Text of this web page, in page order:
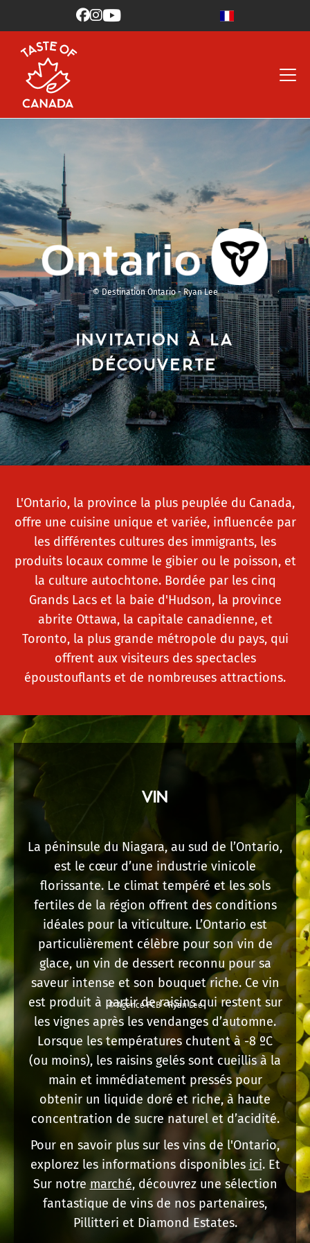

INVITATION À LA
DÉCOUVERTE
© Destination Ontario - Ryan Lee
L'Ontario, la province la plus peuplée du Canada,
offre une cuisine unique et variée, influencée par
les différentes cultures des immigrants, les
produits locaux comme le gibier ou le poisson, et
la culture autochtone. Bordée par les cinq
Grands Lacs et la baie d'Hudson, la province
abrite Ottawa, la capitale canadienne, et
Toronto, la plus grande métropole du pays, qui
offrent aux visiteurs des spectacles
époustouflants et de nombreuses attractions.
VIN
La péninsule du Niagara, au sud de l’Ontario,
est le cœur d’une industrie vinicole
florissante. Le climat tempéré et les sols
fertiles de la région offrent des conditions
idéales pour la viticulture. L’Ontario est
particulièrement célèbre pour son vin de
glace, un vin de dessert reconnu pour sa
saveur intense et son bouquet riche. Ce vin
est produit à partir de raisins qui restent sur
les vignes après les vendanges d’automne.
Lorsque les températures chutent à -8 ºC
(ou moins), les raisins gelés sont cueillis à la
main et immédiatement pressés pour
obtenir un liquide doré et riche, à haute
concentration de sucre naturel et d’acidité.
Pour en savoir plus sur les vins de l'Ontario,
explorez les informations disponibles ici. Et
Sur notre marché, découvrez une sélection
fantastique de vins de nos partenaires,
Pillitteri et Diamond Estates.
© Agence FCB - Ryan Lee